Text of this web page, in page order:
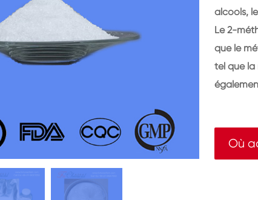
alcools,
Le 2-
que le
tel que la
Où